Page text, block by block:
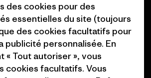
Programme d’affiliation
Patagonia Luxembourg Plan du
site
des cookies pour des
essentielles du site (toujours
des cookies facultatifs pour
publicité personnalisée. En
« Tout autoriser », vous
cookies facultatifs. Vous